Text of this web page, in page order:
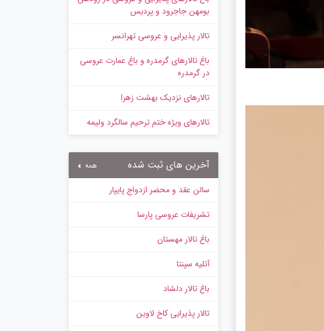
بومهن جاجرود و پردیس
تالار پذیرایی و عروسی تهرانسر
باغ تالارهای گرمدره و باغ عمارت عروسی
در گرمدره
تالارهای نزدیک بهشت زهرا
تالارهای ویژه ختم ترحیم سالگرد ولیمه
آخرین های ثبت شده همه
سالن عقد و محضر ازدواج پایپار
تشریفات عروسی پارسا
باغ تالار مهستان
آتلیه سپنتا
باغ تالار دلشاد
تالار پذیرایی کاخ لاوین